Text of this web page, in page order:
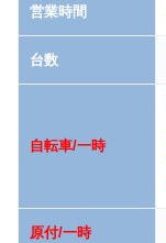
営業時間
台数
自転車/一時
原付/一時